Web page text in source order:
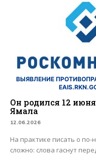
ВЫЯВЛЕНИЕ
Он родился 12
Ямала
12.06.2026
На практике писать о
сложно: слова гаснут